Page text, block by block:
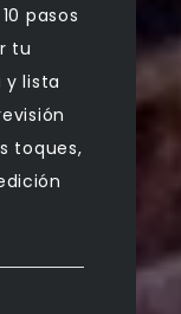
pasos
tu
y lista
toques,